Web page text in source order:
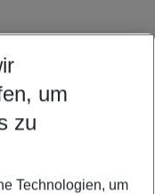
um
zu
Technologien, um